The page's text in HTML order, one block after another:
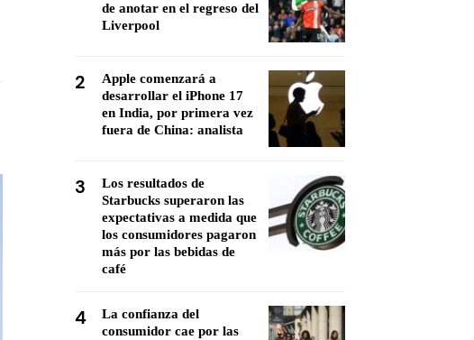
de anotar en el regreso del
Liverpool
2
Apple comenzará a
desarrollar el iPhone 17
en India, por primera vez
fuera de China: analista
3
Los resultados de
Starbucks superaron las
expectativas a medida que
los consumidores pagaron
más por las bebidas de
café
4
La confianza del
consumidor cae por las